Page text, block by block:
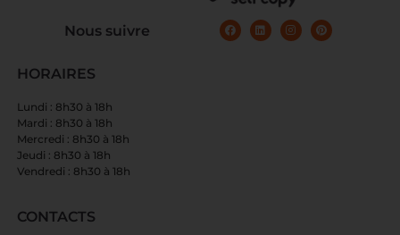
Nous suivre
HORAIRES
Lundi : 8h30 à 18h
Mardi : 8h30 à 18h
Mercredi : 8h30 à 18h
Jeudi : 8h30 à 18h
Vendredi : 8h30 à 18h
CONTACTS